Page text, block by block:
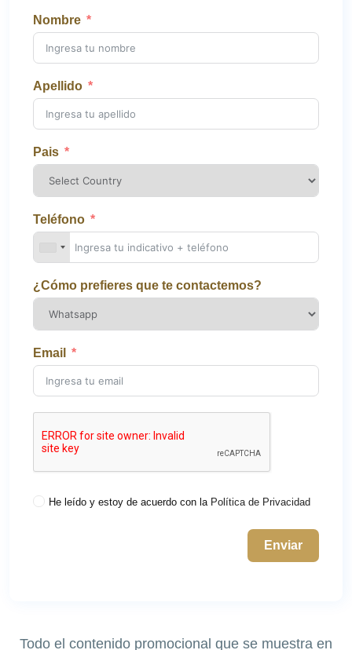
Nombre
Apellido
Pais
Teléfono
¿Cómo prefieres que te contactemos?
Email
He leído y estoy de acuerdo con la Política de Privacidad
Enviar
Todo el contenido promocional que se muestra en